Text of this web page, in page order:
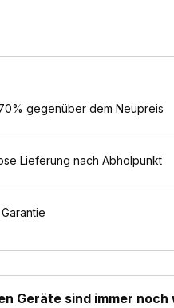
gegenüber dem Neupreis
Lieferung nach Abholpunkt
Geräte sind immer